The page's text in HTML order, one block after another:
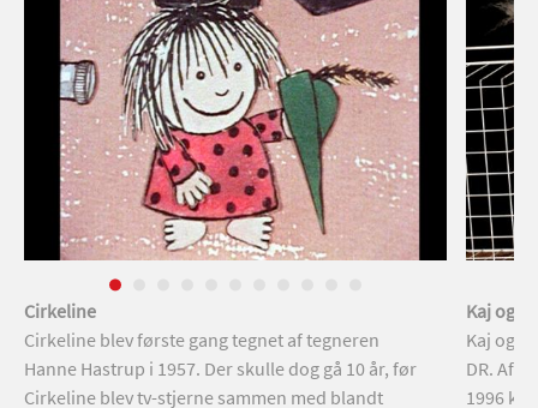
Cirkeline
Cirkeline blev første gang tegnet af tegneren
Hanne Hastrup i 1957. Der skulle dog gå 10 år, før
Cirkeline blev tv-stjerne sammen med blandt
Kaj og
Kaj og
DR.
1996